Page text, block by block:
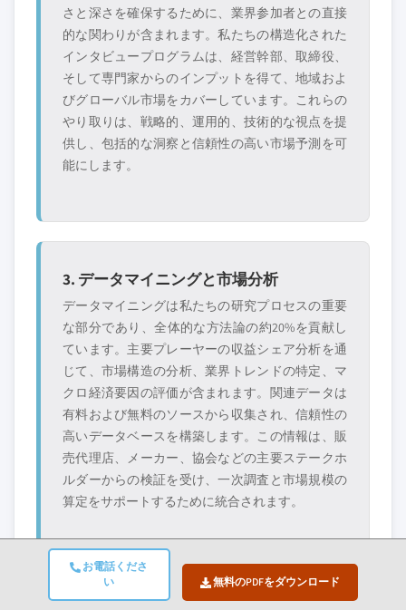
お電話くださ
い
無料のPDFをダウンロード
さと深さを確保するために、業界参加者との直接
的な関わりが含まれます。私たちの構造化された
インタビュープログラムは、経営幹部、取締役、
そして専門家からのインプットを得て、地域およ
びグローバル市場をカバーしています。これらの
やり取りは、戦略的、運用的、技術的な視点を提
供し、包括的な洞察と信頼性の高い市場予測を可
能にします。
3. データマイニングと市場分析
データマイニングは私たちの研究プロセスの重要
な部分であり、全体的な方法論の約20%を貢献し
ています。主要プレーヤーの収益シェア分析を通
じて、市場構造の分析、業界トレンドの特定、マ
クロ経済要因の評価が含まれます。関連データは
有料および無料のソースから収集され、信頼性の
高いデータベースを構築します。この情報は、販
売代理店、メーカー、協会などの主要ステークホ
ルダーからの検証を受け、一次調査と市場規模の
算定をサポートするために統合されます。